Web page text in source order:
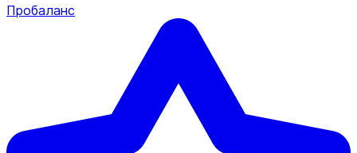
Пробаланс